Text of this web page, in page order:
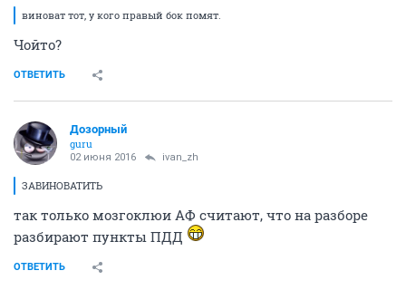
виноват тот, у кого правый бок помят.
Чойто?
ОТВЕТИТЬ
Дозорный
guru
02 июня 2016 ivаn_zh
ЗАВИНОВАТИТЬ
так только мозгоклюи АФ считают, что на разборе
разбирают пункты ПДД
ОТВЕТИТЬ